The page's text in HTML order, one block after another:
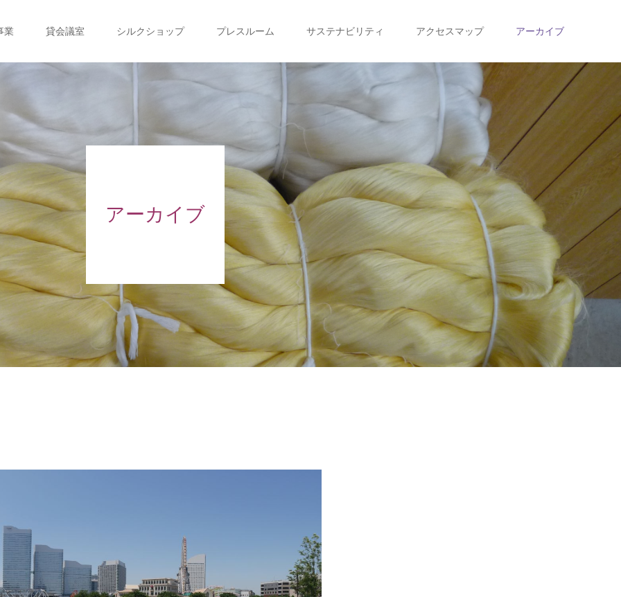
業 貸会議室 シルクショップ プレスルーム サステナビリティ アクセスマップ アーカイブ
アーカイブ